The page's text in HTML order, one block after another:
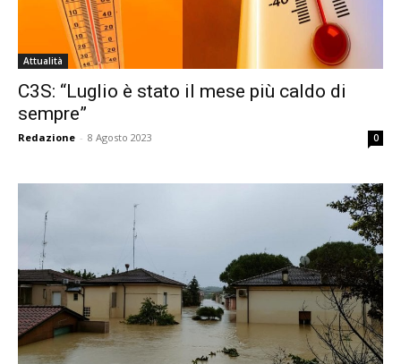
Attualità
C3S: “Luglio è stato il mese più caldo di
sempre”
Redazione - 8 Agosto 2023 0